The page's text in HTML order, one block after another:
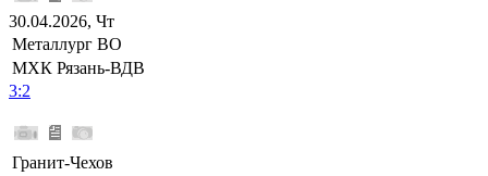
30.04.2026, Чт
Металлург ВО
МХК Рязань-ВДВ
3:2
Гранит-Чехов